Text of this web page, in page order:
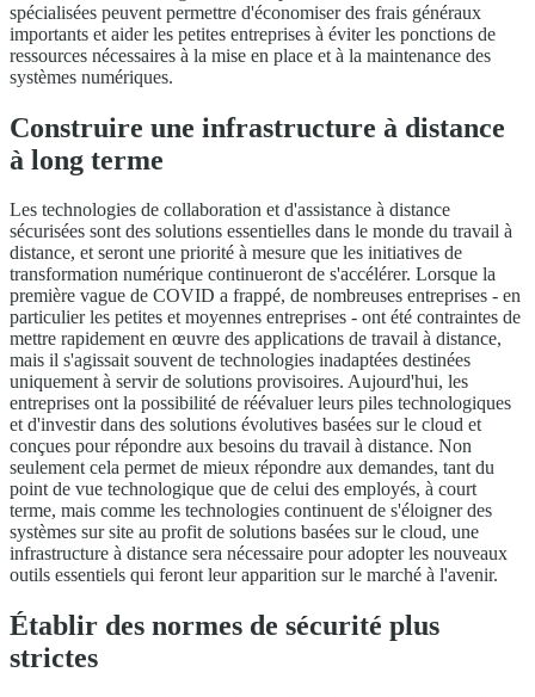
spécialisées peuvent permettre d'économiser des frais généraux
importants et aider les petites entreprises à éviter les ponctions de
ressources nécessaires à la mise en place et à la maintenance des
systèmes numériques.
Construire une infrastructure à distance
à long terme
Les technologies de collaboration et d'assistance à distance
sécurisées sont des solutions essentielles dans le monde du travail à
distance, et seront une priorité à mesure que les initiatives de
transformation numérique continueront de s'accélérer. Lorsque la
première vague de COVID a frappé, de nombreuses entreprises - en
particulier les petites et moyennes entreprises - ont été contraintes de
mettre rapidement en œuvre des applications de travail à distance,
mais il s'agissait souvent de technologies inadaptées destinées
uniquement à servir de solutions provisoires. Aujourd'hui, les
entreprises ont la possibilité de réévaluer leurs piles technologiques
et d'investir dans des solutions évolutives basées sur le cloud et
conçues pour répondre aux besoins du travail à distance. Non
seulement cela permet de mieux répondre aux demandes, tant du
point de vue technologique que de celui des employés, à court
terme, mais comme les technologies continuent de s'éloigner des
systèmes sur site au profit de solutions basées sur le cloud, une
infrastructure à distance sera nécessaire pour adopter les nouveaux
outils essentiels qui feront leur apparition sur le marché à l'avenir.
Établir des normes de sécurité plus
strictes